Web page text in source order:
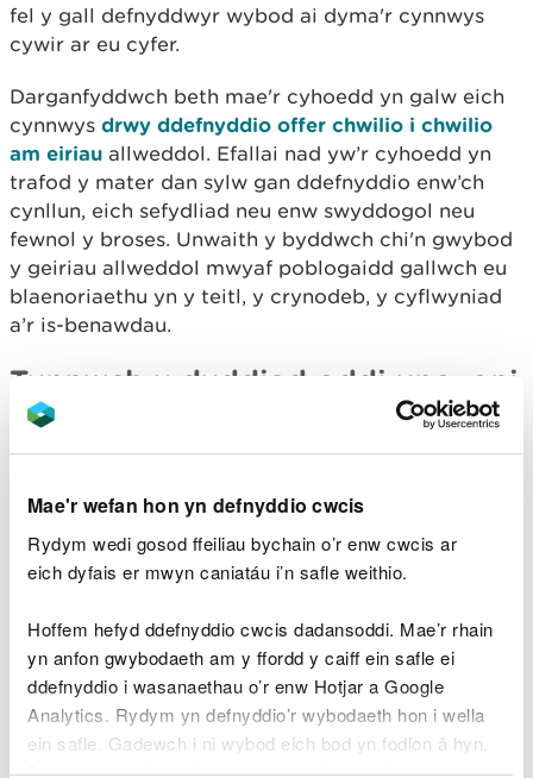
Mae'r wefan hon yn defnyddio cwcis
Rydym wedi gosod ffeiliau bychain o’r enw cwcis ar
eich dyfais er mwyn caniatáu i’n safle weithio.
Hoffem hefyd ddefnyddio cwcis dadansoddi. Mae’r rhain
yn anfon gwybodaeth am y ffordd y caiff ein safle ei
ddefnyddio i wasanaethau o’r enw Hotjar a Google
Analytics. Rydym yn defnyddio’r wybodaeth hon i wella
ein safle. Gadewch i ni wybod eich bod yn fodlon â hyn.
Byddwn yn defnyddio cwci i gadw eich dewis.
fel y gall defnyddwyr wybod ai dyma'r cynnwys
cywir ar eu cyfer.
Darganfyddwch beth mae'r cyhoedd yn galw eich
cynnwys drwy ddefnyddio offer chwilio i chwilio
am eiriau allweddol. Efallai nad yw’r cyhoedd yn
trafod y mater dan sylw gan ddefnyddio enw’ch
cynllun, eich sefydliad neu enw swyddogol neu
fewnol y broses. Unwaith y byddwch chi'n gwybod
y geiriau allweddol mwyaf poblogaidd gallwch eu
blaenoriaethu yn y teitl, y crynodeb, y cyflwyniad
a’r is-benawdau.
Tynnwch y dyddiad oddi yno, oni
bai ei fod yn gwneud y teitl yn
unigryw
Rhowch y dyddiad yn y teitl os yw'r dudalen yn
Er enghraifft, rhestr o adroddiadau blynyddol:
Teitl: Adroddiad rheoleiddio blynyddol 2020
Teitl: Adroddiad rheoleiddio blynyddol 2019
Teitl: Adroddiad rheoleiddio blynyddol 2018
Mae'n ddefnyddiol cynnwys y dyddiad sydd dan
sylw os ydych chi'n cyhoeddi sawl fersiwn o'r un